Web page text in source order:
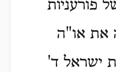
פורעניות
או"ה
ישראל ד'